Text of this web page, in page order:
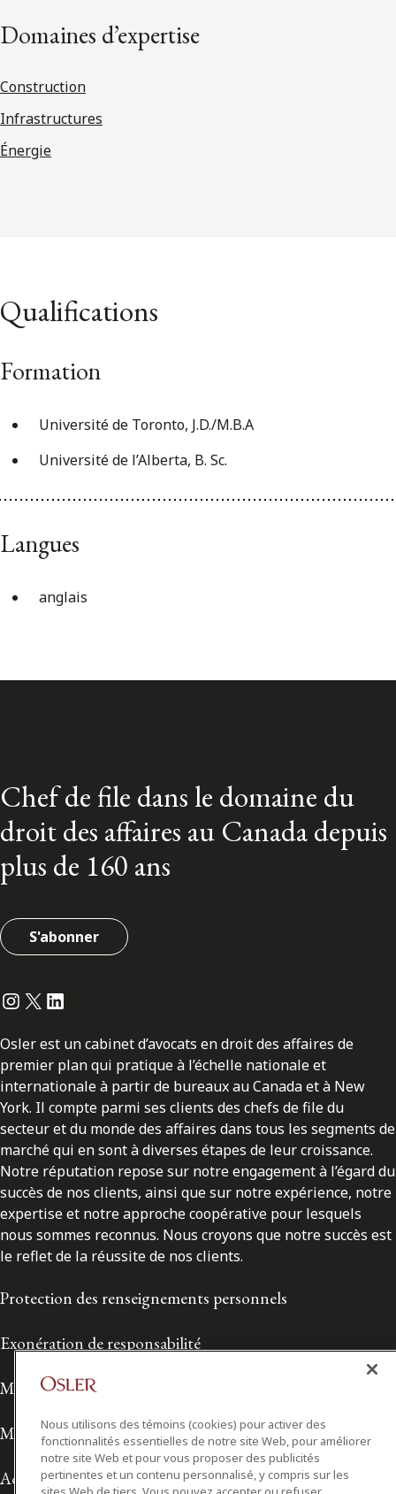
Domaines d’expertise
Construction
Infrastructures
Énergie
Qualifications
Formation
Université de Toronto, J.D./M.B.A
Université de l’Alberta, B. Sc.
Langues
anglais
Chef de file dans le domaine du
droit des affaires au Canada depuis
plus de 160 ans
S'abonner
Instagram
Twitter
LinkedIn
Osler est un cabinet d’avocats en droit des affaires de
premier plan qui pratique à l’échelle nationale et
internationale à partir de bureaux au Canada et à New
York. Il compte parmi ses clients des chefs de file du
secteur et du monde des affaires dans tous les segments de
marché qui en sont à diverses étapes de leur croissance.
Notre réputation repose sur notre engagement à l’égard du
succès de nos clients, ainsi que sur notre expérience, notre
expertise et notre approche coopérative pour lesquels
nous sommes reconnus. Nous croyons que notre succès est
le reflet de la réussite de nos clients.
Protection des renseignements personnels
Exonération de responsabilité
Modalités de prestation de services
Modalités d'utilisation
Accessibilité
Nous utilisons des témoins (cookies) pour activer des
fonctionnalités essentielles de notre site Web, pour améliorer
notre site Web et pour vous proposer des publicités
pertinentes et un contenu personnalisé, y compris sur les